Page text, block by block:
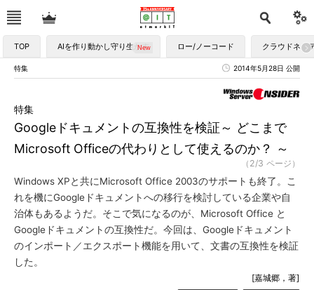
TOP AIを作り動かし守り生かす ロー/ノーコード クラウドネイ
特集 2014年5月28日 公開
Googleドキュメントの互換性を検証～ どこまで
Microsoft Officeの代わりとして使えるのか？ ～
特集
（2/3 ページ）
Windows XPと共にMicrosoft Office 2003のサポートも終了。こ
れを機にGoogleドキュメントへの移行を検討している企業や自
治体もあるようだ。そこで気になるのが、Microsoft Office と
Googleドキュメントの互換性だ。今回は、Googleドキュメント
のインポート／エクスポート機能を用いて、文書の互換性を検証
した。
[嘉城郷，著]